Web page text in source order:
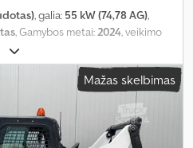
, galia: 55 kW (74,78 AG),
, Gamybos metai:2024, veikimo
Mažas skelbimas